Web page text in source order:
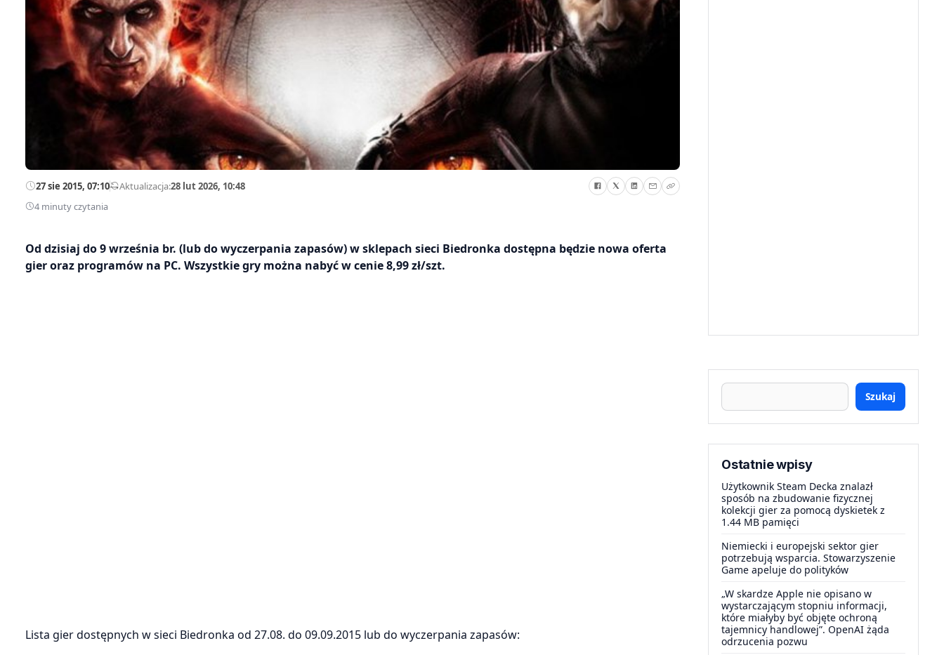
27 sie 2015, 07:10—Aktualizacja:28 lut 2026, 10:48
4 minuty czytania
Od dzisiaj do 9 września br. (lub do wyczerpania zapasów) w sklepach sieci Biedronka dostępna będzie nowa oferta
gier oraz programów na PC. Wszystkie gry można nabyć w cenie 8,99 zł/szt.
Lista gier dostępnych w sieci Biedronka od 27.08. do 09.09.2015 lub do wyczerpania zapasów:
Szukaj
Ostatnie wpisy
Użytkownik Steam Decka znalazł
sposób na zbudowanie fizycznej
kolekcji gier za pomocą dyskietek z
1.44 MB pamięci
Niemiecki i europejski sektor gier
potrzebują wsparcia. Stowarzyszenie
Game apeluje do polityków
„W skardze Apple nie opisano w
wystarczającym stopniu informacji,
które miałyby być objęte ochroną
tajemnicy handlowej”. OpenAI żąda
odrzucenia pozwu